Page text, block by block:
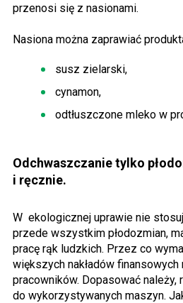
przenosi się z nasionami.
Nasiona można zaprawiać
susz zielarski,
cynamon,
odtłuszczone mleko w
Odchwaszczanie tylko
i ręcznie.
W ekologicznej uprawie nie
przede wszystkim płodozmian,
pracę rąk ludzkich. Przez co
większych nakładów
pracowników. Dopasować
do wykorzystywanych maszyn.